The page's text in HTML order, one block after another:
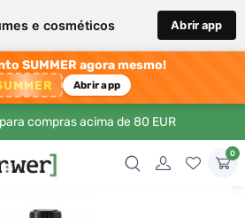
e cosméticos Abrir app
SUMMER agora mesmo!
Abrir app
compras acima de 80 EUR
0